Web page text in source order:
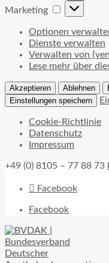
Marketing Marketing
Optionen
Dienste verwalten
Verwalten von
Lese mehr über
Akzeptieren Ablehnen
Einstellungen speichern
Cookie-Richtlinie
Datenschutz
Impressum
+49 (0) 8105 – 77 88 73
Facebook
Facebook